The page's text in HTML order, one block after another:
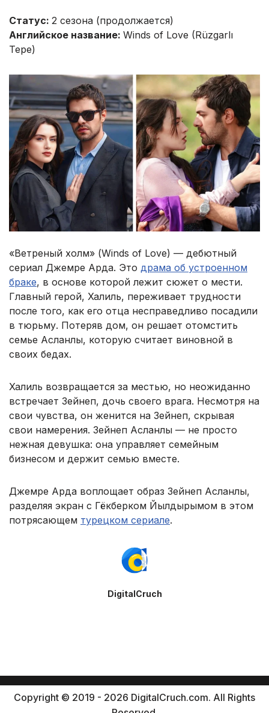
Статус: 2 сезона (продолжается)
Английское название: Winds of Love (Rüzgarlı
Tepe)
«Ветреный холм» (Winds of Love) — дебютный
сериал Джемре Арда. Это драма об устроенном
браке, в основе которой лежит сюжет о мести.
Главный герой, Халиль, переживает трудности
после того, как его отца несправедливо посадили
в тюрьму. Потеряв дом, он решает отомстить
семье Асланлы, которую считает виновной в
своих бедах.
Халиль возвращается за местью, но неожиданно
встречает Зейнеп, дочь своего врага. Несмотря на
свои чувства, он женится на Зейнеп, скрывая
свои намерения. Зейнеп Асланлы — не просто
нежная девушка: она управляет семейным
бизнесом и держит семью вместе.
Джемре Арда воплощает образ Зейнеп Асланлы,
разделяя экран с Гёкберком Йылдырымом в этом
потрясающем турецком сериале.
DigitalCruch
Copyright © 2019 - 2026 DigitalCruch.com. All Rights